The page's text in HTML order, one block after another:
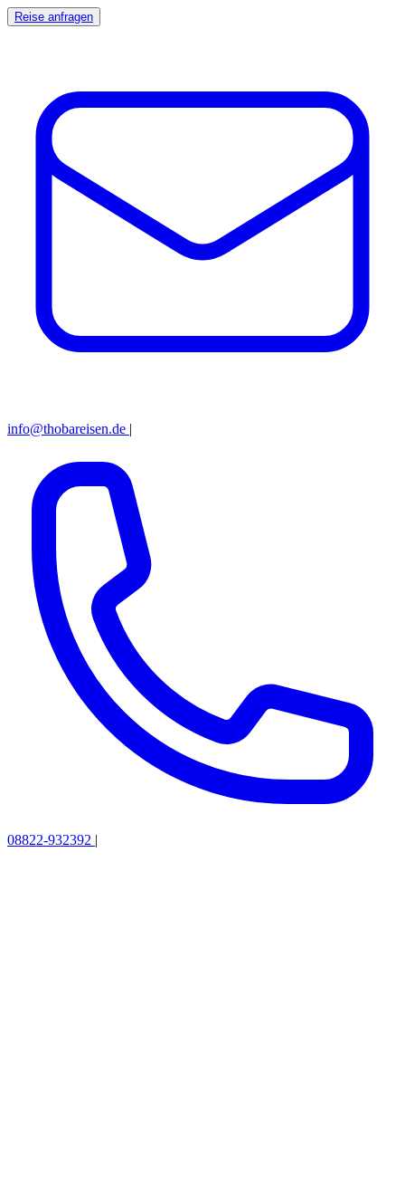
Reise anfragen
info@thobareisen.de |
08822-932392 |